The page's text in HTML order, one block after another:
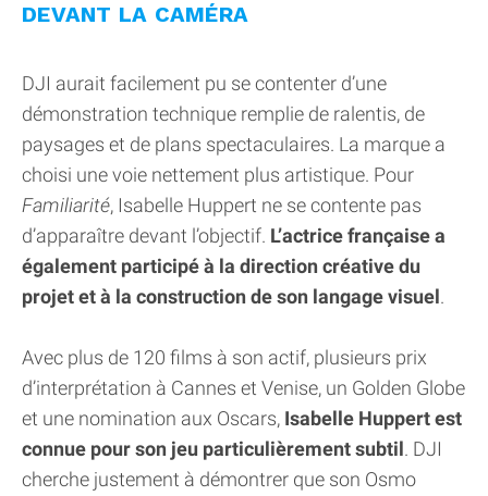
DEVANT LA CAMÉRA
DJI aurait facilement pu se contenter d’une
démonstration technique remplie de ralentis, de
paysages et de plans spectaculaires. La marque a
choisi une voie nettement plus artistique. Pour
Familiarité, Isabelle Huppert ne se contente pas
d’apparaître devant l’objectif. L’actrice française a
également participé à la direction créative du
projet et à la construction de son langage visuel.
Avec plus de 120 films à son actif, plusieurs prix
d’interprétation à Cannes et Venise, un Golden Globe
et une nomination aux Oscars, Isabelle Huppert est
connue pour son jeu particulièrement subtil. DJI
cherche justement à démontrer que son Osmo